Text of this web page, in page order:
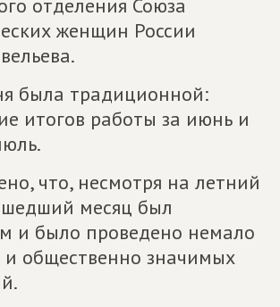
отделения Союза
женщин России
была традиционной:
итогов работы за июнь и
что, несмотря на летний
месяц был
и было проведено немало
и общественно значимых